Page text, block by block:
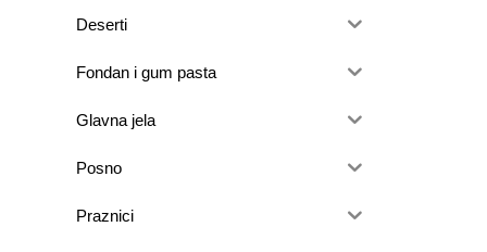
Deserti
Fondan i gum pasta
Glavna jela
Posno
Praznici